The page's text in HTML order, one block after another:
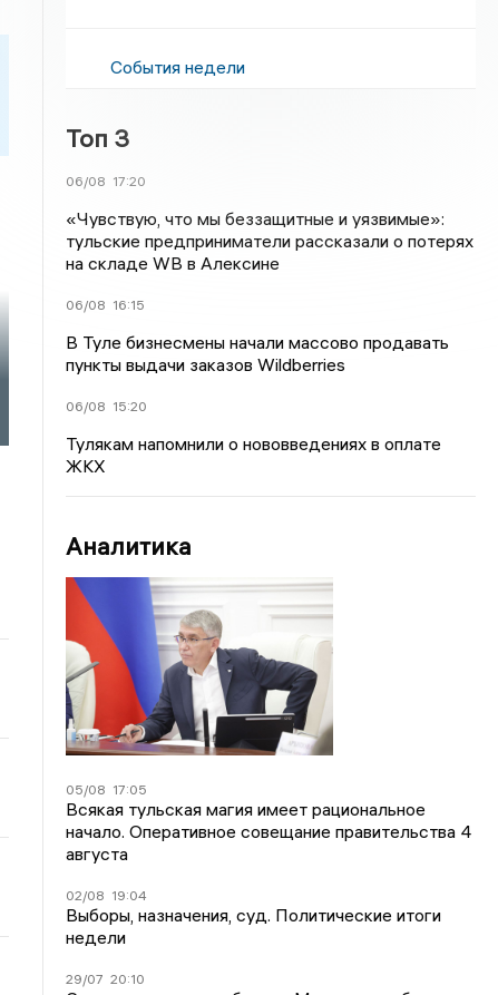
События недели
Топ 3
06/08 17:20
«Чувствую, что мы беззащитные и уязвимые»:
тульские предприниматели рассказали о потерях
на складе WB в Алексине
06/08 16:15
В Туле бизнесмены начали массово продавать
пункты выдачи заказов Wildberries
06/08 15:20
Тулякам напомнили о нововведениях в оплате
ЖКХ
Аналитика
05/08 17:05
Всякая тульская магия имеет рациональное
начало. Оперативное совещание правительства 4
августа
02/08 19:04
Выборы, назначения, суд. Политические итоги
недели
29/07 20:10